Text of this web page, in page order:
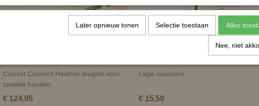
Correct Connect Heather teugels voor
zwakke handen
€ 124,95
Lage neusriem
€ 15,50
Later opnieuw tonen Selectie toestaan Alles
Nee, niet